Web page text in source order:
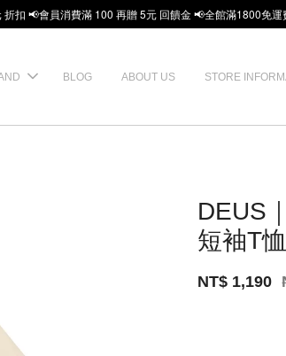
扣 📢會員消費滿 100 再贈 5元 回饋金 📢全館滿1800免運
BLOG ABOUT US STORE
DEUS
短袖T恤
NT$ 1,190